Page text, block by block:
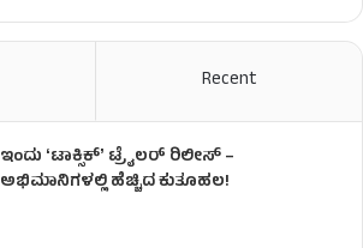
Recent
ಇಂದು ʻಟಾಕ್ಸಿಕ್ʼ ಟ್ರೈಲರ್ ರಿಲೀಸ್‌ –
ಅಭಿಮಾನಿಗಳಲ್ಲಿ ಹೆಚ್ಚಿದ ಕುತೂಹಲ!